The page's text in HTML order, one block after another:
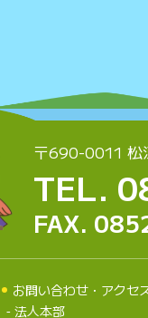
〒690-0011 松
TEL.
FAX.
お問い合わせ・アクセ
法人本部